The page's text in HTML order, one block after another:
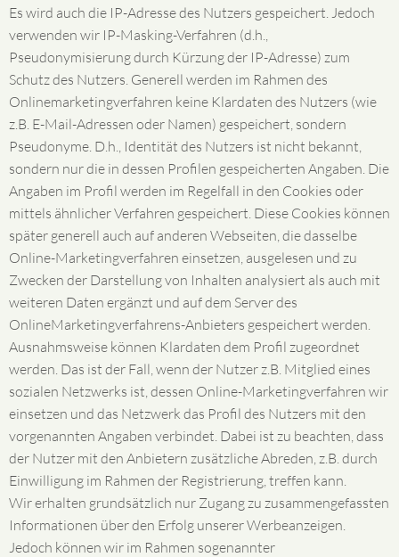
Es wird auch die IP-Adresse des Nutzers gespeichert. Jedoch
verwenden wir IP-Masking-Verfahren (d.h.,
Pseudonymisierung durch Kürzung der IP-Adresse) zum
Schutz des Nutzers. Generell werden im Rahmen des
Onlinemarketingverfahren keine Klardaten des Nutzers (wie
z.B. E-Mail-Adressen oder Namen) gespeichert, sondern
Pseudonyme. D.h., Identität des Nutzers ist nicht bekannt,
sondern nur die in dessen Profilen gespeicherten Angaben. Die
Angaben im Profil werden im Regelfall in den Cookies oder
mittels ähnlicher Verfahren gespeichert. Diese Cookies können
später generell auch auf anderen Webseiten, die dasselbe
Online-Marketingverfahren einsetzen, ausgelesen und zu
Zwecken der Darstellung von Inhalten analysiert als auch mit
weiteren Daten ergänzt und auf dem Server des
OnlineMarketingverfahrens-Anbieters gespeichert werden.
Ausnahmsweise können Klardaten dem Profil zugeordnet
werden. Das ist der Fall, wenn der Nutzer z.B. Mitglied eines
sozialen Netzwerks ist, dessen Online-Marketingverfahren wir
einsetzen und das Netzwerk das Profil des Nutzers mit den
vorgenannten Angaben verbindet. Dabei ist zu beachten, dass
der Nutzer mit den Anbietern zusätzliche Abreden, z.B. durch
Einwilligung im Rahmen der Registrierung, treffen kann.
Wir erhalten grundsätzlich nur Zugang zu zusammengefassten
Informationen über den Erfolg unserer Werbeanzeigen.
Jedoch können wir im Rahmen sogenannter